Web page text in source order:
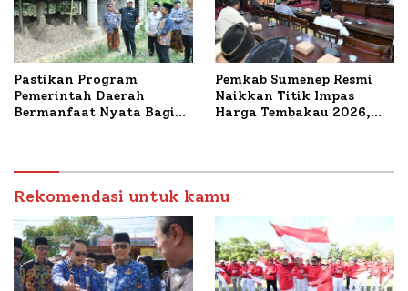
Pastikan Program
Pemerintah Daerah
Bermanfaat Nyata Bagi
Petelur di Desa Bataal
Timur
Pemkab Sumenep Resmi
Naikkan Titik Impas
Harga Tembakau 2026,
Rekomendasi untuk kamu